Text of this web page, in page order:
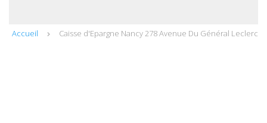
Accueil Caisse d'Epargne Nancy 278 Avenue Du Général Leclerc